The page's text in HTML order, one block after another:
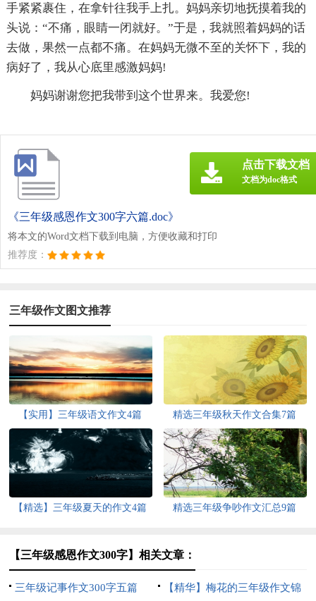
手紧紧裹住，在拿针往我手上扎。妈妈亲切地抚摸着我的
头说：“不痛，眼睛一闭就好。”于是，我就照着妈妈的话
去做，果然一点都不痛。在妈妈无微不至的关怀下，我的
病好了，我从心底里感激妈妈!
妈妈谢谢您把我带到这个世界来。我爱您!
《三年级感恩作文300字六篇.doc》
将本文的Word文档下载到电脑，方便收藏和打印
推荐度：
点击下载文档
文档为doc格式
三年级作文图文推荐
【实用】三年级语文作文4篇 精选三年级秋天作文合集7篇
【精选】三年级夏天的作文4篇 精选三年级争吵作文汇总9篇
【三年级感恩作文300字】相关文章：
三年级记事作文300字五篇 【精华】梅花的三年级作文锦